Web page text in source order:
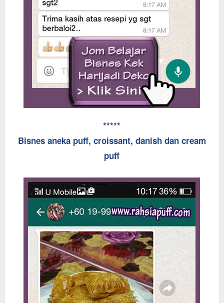
*****
Bisnes aneka puff, croissant, danish dan cream
puff